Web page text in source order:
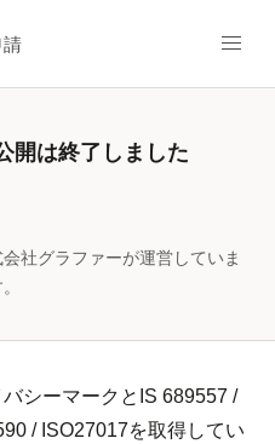
開は終了しました
社グラファーが運営していま
シーマークとIS 689557 /
/ ISO27017を取得してい